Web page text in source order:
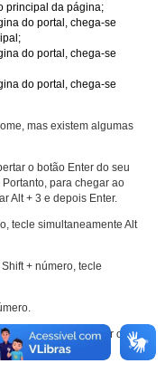
principal da página;
do portal, chega-se
do portal, chega-se
do portal, chega-se
mas existem algumas
o botão Enter do seu
para chegar ao
Alt + 3 e depois Enter.
tecle simultaneamente Alt
+ número, tecle
que explicam melhor o
nos sites da